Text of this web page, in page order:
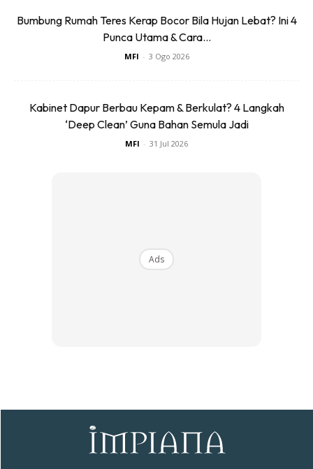
2. Wingback
Bumbung Rumah Teres Kerap Bocor Bila Hujan Lebat? Ini 4
Punca Utama & Cara...
MFI - 3 Ogo 2026
Kabinet Dapur Berbau Kepam & Berkulat? 4 Langkah
‘Deep Clean’ Guna Bahan Semula Jadi
MFI - 31 Jul 2026
Ads